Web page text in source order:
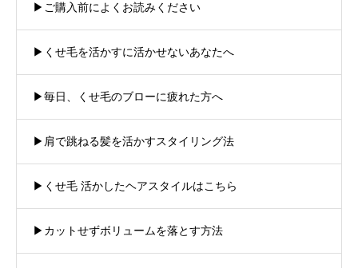
▶︎ご購入前によくお読みください
▶︎くせ毛を活かすに活かせないあなたへ
▶︎毎日、くせ毛のブローに疲れた方へ
▶︎肩で跳ねる髪を活かすスタイリング法
▶︎くせ毛 活かしたヘアスタイルはこちら
▶︎カットせずボリュームを落とす方法